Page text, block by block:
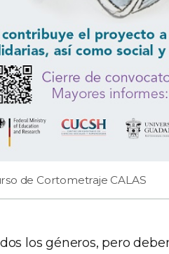
de Cortometraje CALAS
los géneros, pero